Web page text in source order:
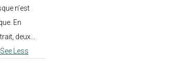
n’est
En
deux...
See Less